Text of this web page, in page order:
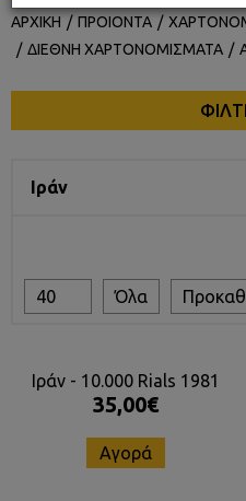
ΑΡΧΙΚΗ ΠΡΟΙΟΝΤΑ
ΔΙΕΘΝΗ ΧΑΡΤΟΝΟΜΙΣΜΑΤΑ
Ιράν
40 Όλα
Ιράν - 10.000 Rials 1981
35,00€
Αγορά